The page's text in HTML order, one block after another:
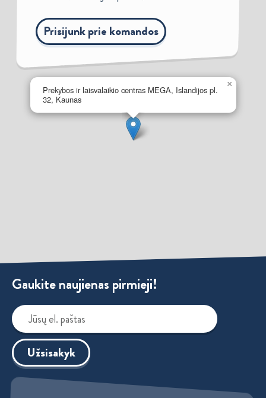
Prekybos ir laisvalaikio centras MEGA, Islandijos pl.
32, Kaunas
×
Prisijunk prie komandos
Gaukite naujienas pirmieji!
Užsisakyk